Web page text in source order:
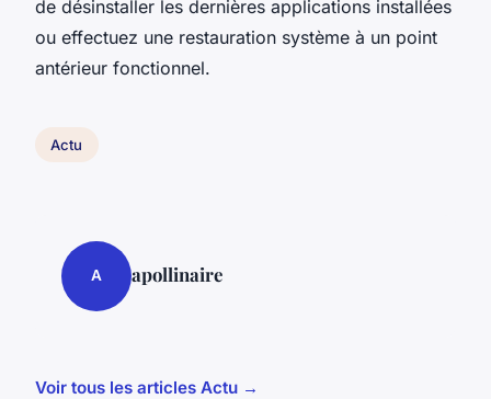
de désinstaller les dernières applications installées
ou effectuez une restauration système à un point
antérieur fonctionnel.
Actu
A apollinaire
Voir tous les articles Actu →